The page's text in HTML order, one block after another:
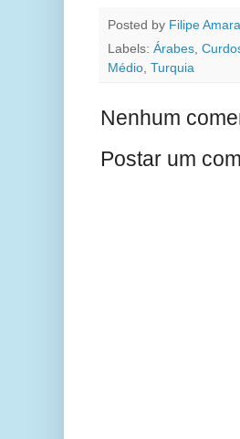
Posted by Filipe
Labels: Árabes,
Médio, Turquia
Nenhum
Postar um